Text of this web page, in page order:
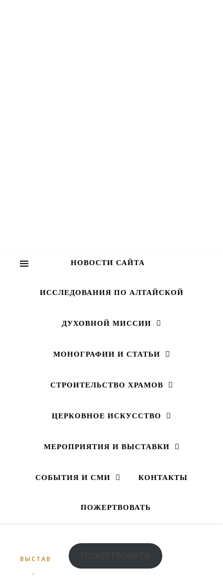
НОВОСТИ САЙТА
ИССЛЕДОВАНИЯ ПО АЛТАЙСКОЙ
ДУХОВНОЙ МИССИИ
МОНОГРАФИИ И СТАТЬИ
СТРОИТЕЛЬСТВО ХРАМОВ
ЦЕРКОВНОЕ ИСКУССТВО
МЕРОПРИЯТИЯ И ВЫСТАВКИ
СОБЫТИЯ И СМИ КОНТАКТЫ
ПОЖЕРТВОВАТЬ
ВЫСТАВКИ
,